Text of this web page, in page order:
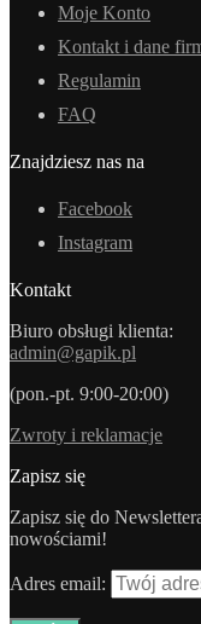
Moje Konto
Kontakt i dane
Regulamin
FAQ
Znajdziesz nas na
Facebook
Instagram
Kontakt
Biuro obsługi klienta:
admin@gapik.pl
(pon.-pt. 9:00-20:00)
Zwroty i reklamacje
Zapisz się
Zapisz się do
nowościami!
Adres email: